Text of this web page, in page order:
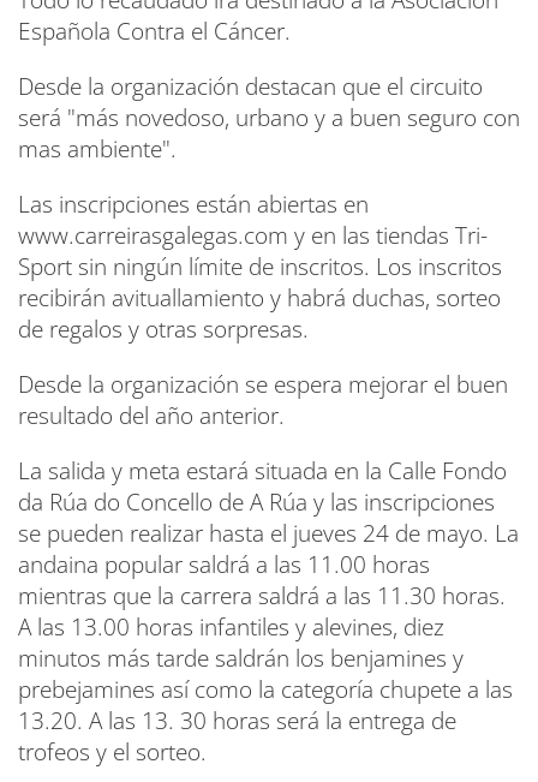
Española Contra el Cáncer.
Desde la organización destacan que el circuito
será "más novedoso, urbano y a buen seguro con
mas ambiente".
Las inscripciones están abiertas en
www.carreirasgalegas.com y en las tiendas Tri-
Sport sin ningún límite de inscritos. Los inscritos
recibirán avituallamiento y habrá duchas, sorteo
de regalos y otras sorpresas.
Desde la organización se espera mejorar el buen
resultado del año anterior.
La salida y meta estará situada en la Calle Fondo
da Rúa do Concello de A Rúa y las inscripciones
se pueden realizar hasta el jueves 24 de mayo. La
andaina popular saldrá a las 11.00 horas
mientras que la carrera saldrá a las 11.30 horas.
A las 13.00 horas infantiles y alevines, diez
minutos más tarde saldrán los benjamines y
prebejamines así como la categoría chupete a las
13.20. A las 13. 30 horas será la entrega de
trofeos y el sorteo.